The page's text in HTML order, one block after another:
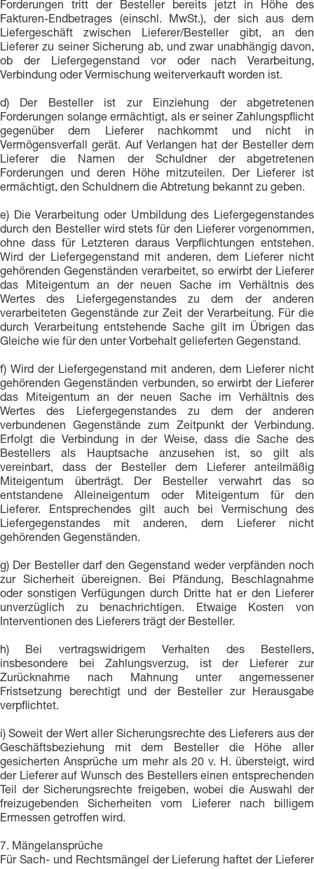
Forderungen tritt der Besteller bereits jetzt in Höhe des
Fakturen-Endbetrages (einschl. MwSt.), der sich aus dem
Liefergeschäft zwischen Lieferer/Besteller gibt, an den
Lieferer zu seiner Sicherung ab, und zwar unabhängig davon,
ob der Liefergegenstand vor oder nach Verarbeitung,
Verbindung oder Vermischung weiterverkauft worden ist.
d) Der Besteller ist zur Einziehung der abgetretenen
Forderungen solange ermächtigt, als er seiner Zahlungspflicht
gegenüber dem Lieferer nachkommt und nicht in
Vermögensverfall gerät. Auf Verlangen hat der Besteller dem
Lieferer die Namen der Schuldner der abgetretenen
Forderungen und deren Höhe mitzuteilen. Der Lieferer ist
ermächtigt, den Schuldnern die Abtretung bekannt zu geben.
e) Die Verarbeitung oder Umbildung des Liefergegenstandes
durch den Besteller wird stets für den Lieferer vorgenommen,
ohne dass für Letzteren daraus Verpflichtungen entstehen.
Wird der Liefergegenstand mit anderen, dem Lieferer nicht
gehörenden Gegenständen verarbeitet, so erwirbt der Lieferer
das Miteigentum an der neuen Sache im Verhältnis des
Wertes des Liefergegenstandes zu dem der anderen
verarbeiteten Gegenstände zur Zeit der Verarbeitung. Für die
durch Verarbeitung entstehende Sache gilt im Übrigen das
Gleiche wie für den unter Vorbehalt gelieferten Gegenstand.
f) Wird der Liefergegenstand mit anderen, dem Lieferer nicht
gehörenden Gegenständen verbunden, so erwirbt der Lieferer
das Miteigentum an der neuen Sache im Verhältnis des
Wertes des Liefergegenstandes zu dem der anderen
verbundenen Gegenstände zum Zeitpunkt der Verbindung.
Erfolgt die Verbindung in der Weise, dass die Sache des
Bestellers als Hauptsache anzusehen ist, so gilt als
vereinbart, dass der Besteller dem Lieferer anteilmäßig
Miteigentum überträgt. Der Besteller verwahrt das so
entstandene Alleineigentum oder Miteigentum für den
Lieferer. Entsprechendes gilt auch bei Vermischung des
Liefergegenstandes mit anderen, dem Lieferer nicht
gehörenden Gegenständen.
g) Der Besteller darf den Gegenstand weder verpfänden noch
zur Sicherheit übereignen. Bei Pfändung, Beschlagnahme
oder sonstigen Verfügungen durch Dritte hat er den Lieferer
unverzüglich zu benachrichtigen. Etwaige Kosten von
Interventionen des Lieferers trägt der Besteller.
h) Bei vertragswidrigem Verhalten des Bestellers,
insbesondere bei Zahlungsverzug, ist der Lieferer zur
Zurücknahme nach Mahnung unter angemessener
Fristsetzung berechtigt und der Besteller zur Herausgabe
verpflichtet.
i) Soweit der Wert aller Sicherungsrechte des Lieferers aus der
Geschäftsbeziehung mit dem Besteller die Höhe aller
gesicherten Ansprüche um mehr als 20 v. H. übersteigt, wird
der Lieferer auf Wunsch des Bestellers einen entsprechenden
Teil der Sicherungsrechte freigeben, wobei die Auswahl der
freizugebenden Sicherheiten vom Lieferer nach billigem
Ermessen getroffen wird.
7. Mängelansprüche
Für Sach- und Rechtsmängel der Lieferung haftet der Lieferer